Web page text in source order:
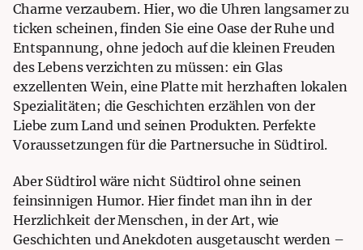
Charme verzaubern. Hier, wo die Uhren langsamer zu
ticken scheinen, finden Sie eine Oase der Ruhe und
Entspannung, ohne jedoch auf die kleinen Freuden
des Lebens verzichten zu müssen: ein Glas
exzellenten Wein, eine Platte mit herzhaften lokalen
Spezialitäten; die Geschichten erzählen von der
Liebe zum Land und seinen Produkten.Perfekte
Voraussetzungen für die Partnersuche in Südtirol.
Aber Südtirol wäre nicht Südtirol ohne seinen
feinsinnigen Humor. Hier findet man ihn in der
Herzlichkeit der Menschen, in der Art, wie
Geschichten und Anekdoten ausgetauscht werden –